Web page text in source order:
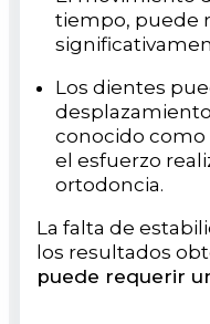
tiempo, puede
Los dientes
conocido como
el esfuerzo
ortodoncia.
La falta de
los resultados
puede requerir